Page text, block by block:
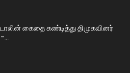
கைதை கண்டித்து திமுகவினர்